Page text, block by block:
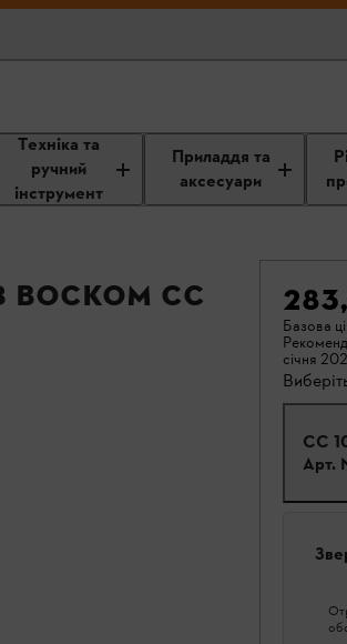
Техніка та
ручний
інструмент
Приладдя та
аксесуари
воском CC
Базова
січня
CC
Арт.